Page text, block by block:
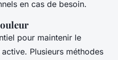
en cas de besoin.
pour maintenir le
Plusieurs méthodes